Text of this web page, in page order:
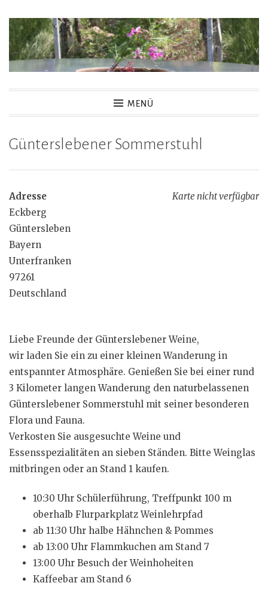
Zum
Inhalt
springen
MENÜ
Günterslebener Sommerstuhl
Karte nicht verfügbar
Adresse
Eckberg
Güntersleben
Bayern
Unterfranken
97261
Deutschland
Liebe Freunde der Günterslebener Weine,
wir laden Sie ein zu einer kleinen Wanderung in
entspannter Atmosphäre. Genießen Sie bei einer rund
3 Kilometer langen Wanderung den naturbelassenen
Günterslebener Sommerstuhl mit seiner besonderen
Flora und Fauna.
Verkosten Sie ausgesuchte Weine und
Essensspezialitäten an sieben Ständen. Bitte Weinglas
mitbringen oder an Stand 1 kaufen.
10:30 Uhr Schülerführung, Treffpunkt 100 m
oberhalb Flurparkplatz Weinlehrpfad
ab 11:30 Uhr halbe Hähnchen & Pommes
ab 13:00 Uhr Flammkuchen am Stand 7
13:00 Uhr Besuch der Weinhoheiten
Kaffeebar am Stand 6